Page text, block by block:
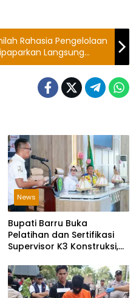
Rahasia Pengelolaan
Langsung
News
Bupati Barru Buka
Pelatihan dan Sertifikasi
Supervisor K3 Konstruksi,
Accident